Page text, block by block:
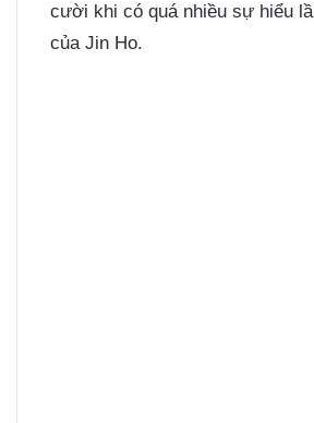
cười khi có quá nhiều sự hiểu
của Jin Ho.